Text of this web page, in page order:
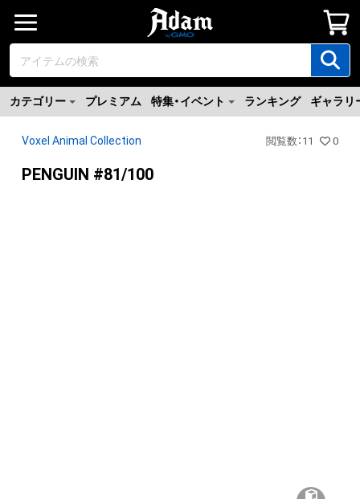
カテゴリー プレミアム 特集・イベント ランキング ギャラリ
Voxel Animal Collection 閲覧数 ： 11 0
PENGUIN #81/100